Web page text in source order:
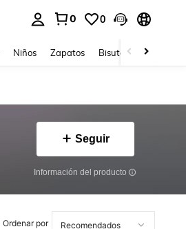
0 0
Niños Zapatos Bisutería Y
Seguir
Información del producto
Ordenar por